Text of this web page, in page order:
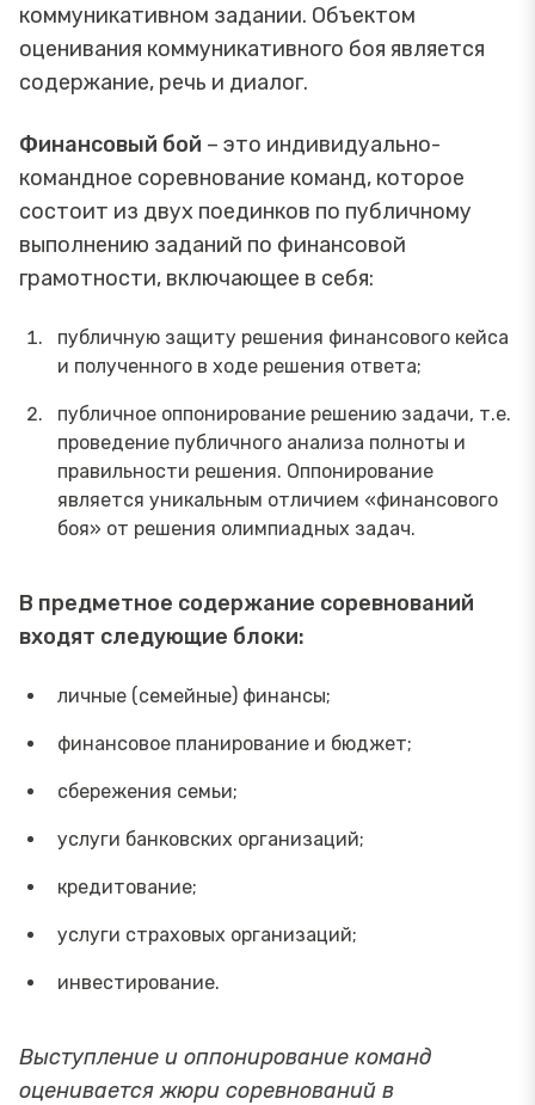
коммуникативном задании. Объектом
оценивания коммуникативного боя является
содержание, речь и диалог.
Финансовый бой – это индивидуально-
командное соревнование команд, которое
состоит из двух поединков по публичному
выполнению заданий по финансовой
грамотности, включающее в себя:
публичную защиту решения финансового кейса
и полученного в ходе решения ответа;
публичное оппонирование решению задачи, т.е.
проведение публичного анализа полноты и
правильности решения. Оппонирование
является уникальным отличием «финансового
боя» от решения олимпиадных задач.
В предметное содержание соревнований
входят следующие блоки:
личные (семейные) финансы;
финансовое планирование и бюджет;
сбережения семьи;
услуги банковских организаций;
кредитование;
услуги страховых организаций;
инвестирование.
Выступление и оппонирование команд
оценивается жюри соревнований в